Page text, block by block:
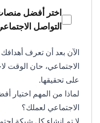
اختر أفضل
التواصل
الآن بعد أن تعرف
الاجتماعي، حان الوقت
على تحقيقها.
لماذا من المهم اختيار
الاجتماعي لعملك؟
لا تم إنشاء كل شبكة